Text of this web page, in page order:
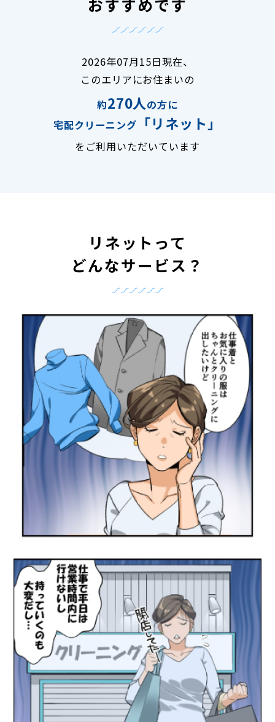
2026年07月15日現在、
このエリアにお住まいの
約270人の方に
宅配クリーニング
「リネット」
をご利用いただいています
リネットって
どんなサービス？